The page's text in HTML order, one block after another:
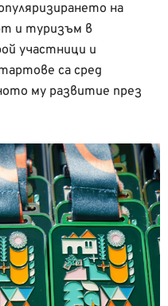
на
и туризъм в
участници и
са сред
му развитие през